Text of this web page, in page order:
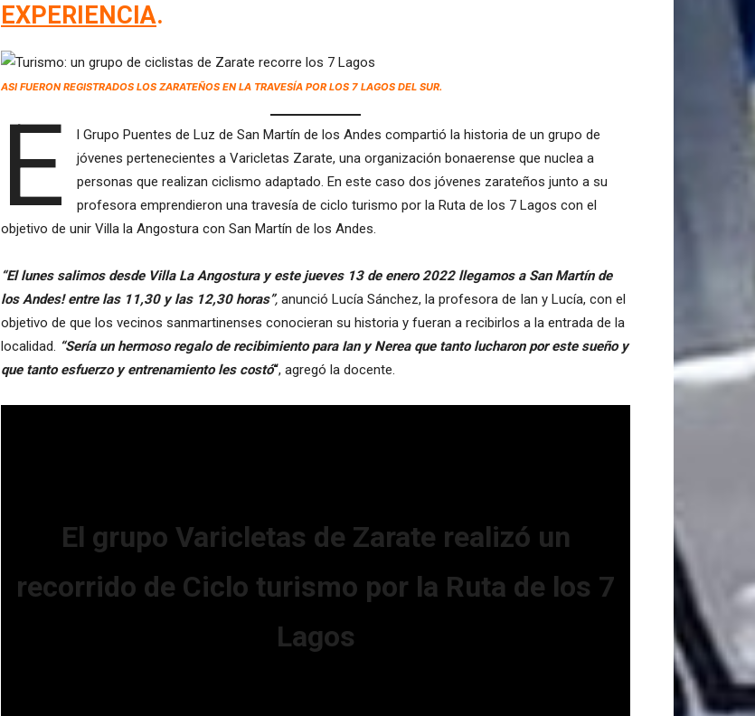
EXPERIENCIA.
ASI FUERON REGISTRADOS LOS ZARATEÑOS EN LA TRAVESÍA POR LOS 7 LAGOS DEL SUR.
E
l Grupo Puentes de Luz de San Martín de los Andes compartió la historia de un grupo de
jóvenes pertenecientes a Varicletas Zarate, una organización bonaerense que nuclea a
personas que realizan ciclismo adaptado. En este caso dos jóvenes zarateños junto a su
profesora emprendieron una travesía de ciclo turismo por la Ruta de los 7 Lagos con el
objetivo de unir Villa la Angostura con San Martín de los Andes.
“El lunes salimos desde Villa La Angostura y este jueves 13 de enero 2022 llegamos a San Martín de
los Andes! entre las 11,30 y las 12,30 horas”, anunció Lucía Sánchez, la profesora de Ian y Lucía, con el
objetivo de que los vecinos sanmartinenses conocieran su historia y fueran a recibirlos a la entrada de la
localidad. “Sería un hermoso regalo de recibimiento para Ian y Nerea que tanto lucharon por este sueño y
que tanto esfuerzo y entrenamiento les costó“, agregó la docente.
El grupo Varicletas de Zarate realizó un
recorrido de Ciclo turismo por la Ruta de los 7
Lagos